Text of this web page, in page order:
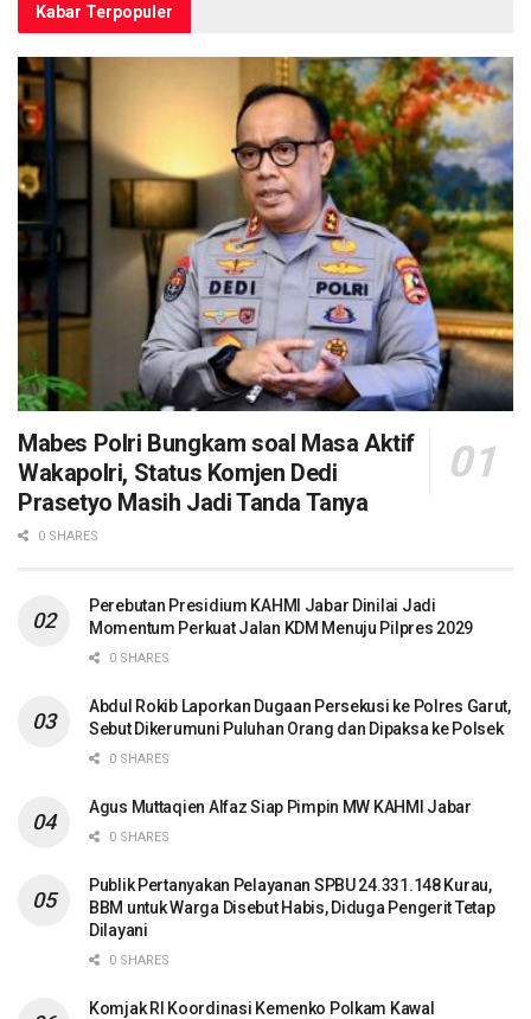
Kabar Terpopuler
Mabes Polri Bungkam soal Masa Aktif
Wakapolri, Status Komjen Dedi
Prasetyo Masih Jadi Tanda Tanya
0 SHARES
Perebutan Presidium KAHMI Jabar Dinilai Jadi
Momentum Perkuat Jalan KDM Menuju Pilpres 2029
0 SHARES
Abdul Rokib Laporkan Dugaan Persekusi ke Polres Garut,
Sebut Dikerumuni Puluhan Orang dan Dipaksa ke Polsek
0 SHARES
Agus Muttaqien Alfaz Siap Pimpin MW KAHMI Jabar
0 SHARES
Publik Pertanyakan Pelayanan SPBU 24.331.148 Kurau,
BBM untuk Warga Disebut Habis, Diduga Pengerit Tetap
Dilayani
0 SHARES
Komjak RI Koordinasi Kemenko Polkam Kawal